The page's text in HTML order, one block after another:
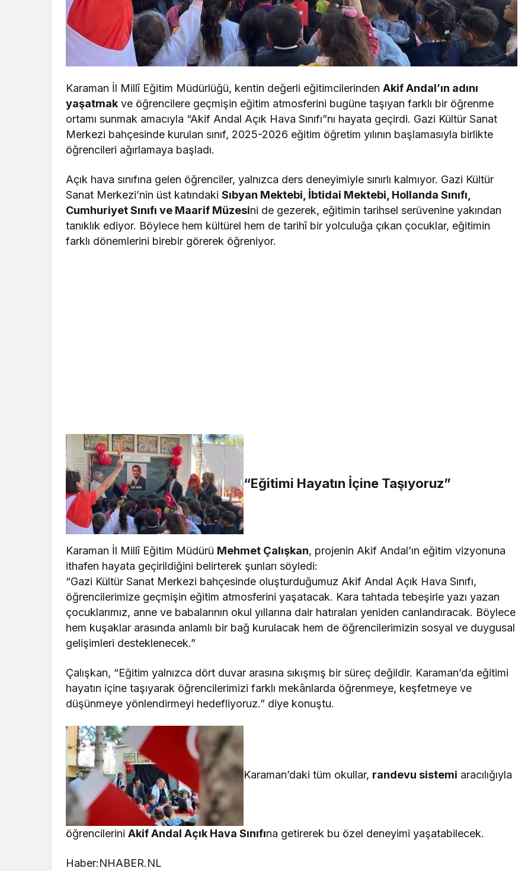
Karaman İl Millî Eğitim Müdürlüğü, kentin değerli eğitimcilerindenAkif Andal’ın adını
yaşatmak ve öğrencilere geçmişin eğitim atmosferini bugüne taşıyan farklı bir öğrenme
ortamı sunmak amacıyla “Akif Andal Açık Hava Sınıfı”nı hayata geçirdi. Gazi Kültür Sanat
Merkezi bahçesinde kurulan sınıf, 2025-2026 eğitim öğretim yılının başlamasıyla birlikte
öğrencileri ağırlamaya başladı.
Açık hava sınıfına gelen öğrenciler, yalnızca ders deneyimiyle sınırlı kalmıyor. Gazi Kültür
Sanat Merkezi’nin üst katındakiSıbyan Mektebi, İbtidai Mektebi, Hollanda Sınıfı,
Cumhuriyet Sınıfı ve Maarif Müzesini de gezerek, eğitimin tarihsel serüvenine yakından
tanıklık ediyor. Böylece hem kültürel hem de tarihî bir yolculuğa çıkan çocuklar, eğitimin
farklı dönemlerini birebir görerek öğreniyor.
“Eğitimi Hayatın İçine Taşıyoruz”
Karaman İl Millî Eğitim Müdürü Mehmet Çalışkan, projenin Akif Andal’ın eğitim vizyonuna
ithafen hayata geçirildiğini belirterek şunları söyledi:
“Gazi Kültür Sanat Merkezi bahçesinde oluşturduğumuz Akif Andal Açık Hava Sınıfı,
öğrencilerimize geçmişin eğitim atmosferini yaşatacak. Kara tahtada tebeşirle yazı yazan
çocuklarımız, anne ve babalarının okul yıllarına dair hatıraları yeniden canlandıracak. Böylece
hem kuşaklar arasında anlamlı bir bağ kurulacak hem de öğrencilerimizin sosyal ve duygusal
gelişimleri desteklenecek.”
Çalışkan, “Eğitim yalnızca dört duvar arasına sıkışmış bir süreç değildir. Karaman’da eğitimi
hayatın içine taşıyarak öğrencilerimizi farklı mekânlarda öğrenmeye, keşfetmeye ve
düşünmeye yönlendirmeyi hedefliyoruz.” diye konuştu.
Karaman’daki tüm okullar, randevu sistemi aracılığıyla
öğrencileriniAkif Andal Açık Hava Sınıfına getirerek bu özel deneyimi yaşatabilecek.
Haber:NHABER.NL